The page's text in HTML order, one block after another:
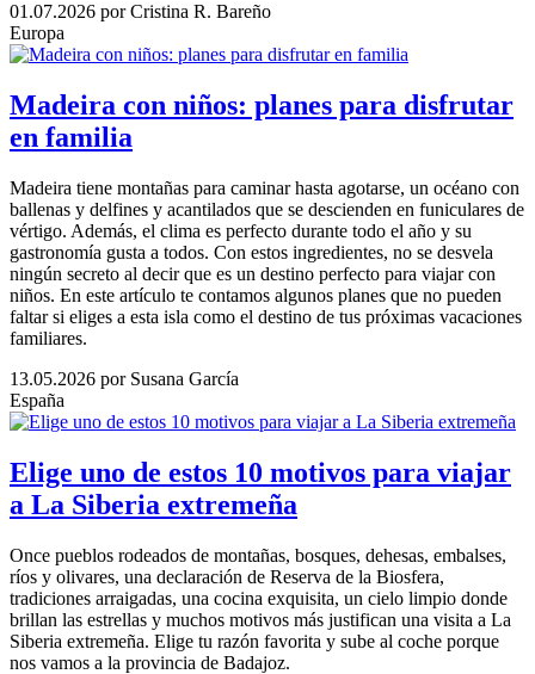
01.07.2026 por Cristina R. Bareño
Europa
Madeira con niños: planes para disfrutar
en familia
Madeira tiene montañas para caminar hasta agotarse, un océano con
ballenas y delfines y acantilados que se descienden en funiculares de
vértigo. Además, el clima es perfecto durante todo el año y su
gastronomía gusta a todos. Con estos ingredientes, no se desvela
ningún secreto al decir que es un destino perfecto para viajar con
niños. En este artículo te contamos algunos planes que no pueden
faltar si eliges a esta isla como el destino de tus próximas vacaciones
familiares.
13.05.2026 por Susana García
España
Elige uno de estos 10 motivos para viajar
a La Siberia extremeña
Once pueblos rodeados de montañas, bosques, dehesas, embalses,
ríos y olivares, una declaración de Reserva de la Biosfera,
tradiciones arraigadas, una cocina exquisita, un cielo limpio donde
brillan las estrellas y muchos motivos más justifican una visita a La
Siberia extremeña. Elige tu razón favorita y sube al coche porque
nos vamos a la provincia de Badajoz.